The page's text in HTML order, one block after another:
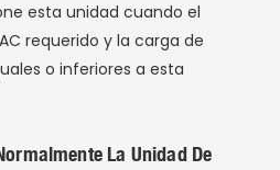
esta unidad cuando el
requerido y la carga de
o inferiores a esta
La Unidad De